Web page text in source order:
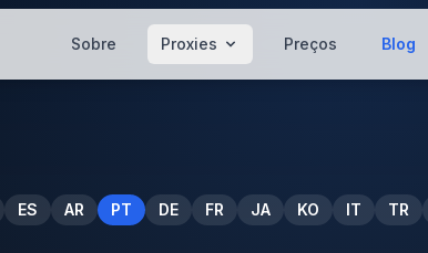
Sobre Proxies Preços Blog
ES AR PT DE FR JA KO IT TR